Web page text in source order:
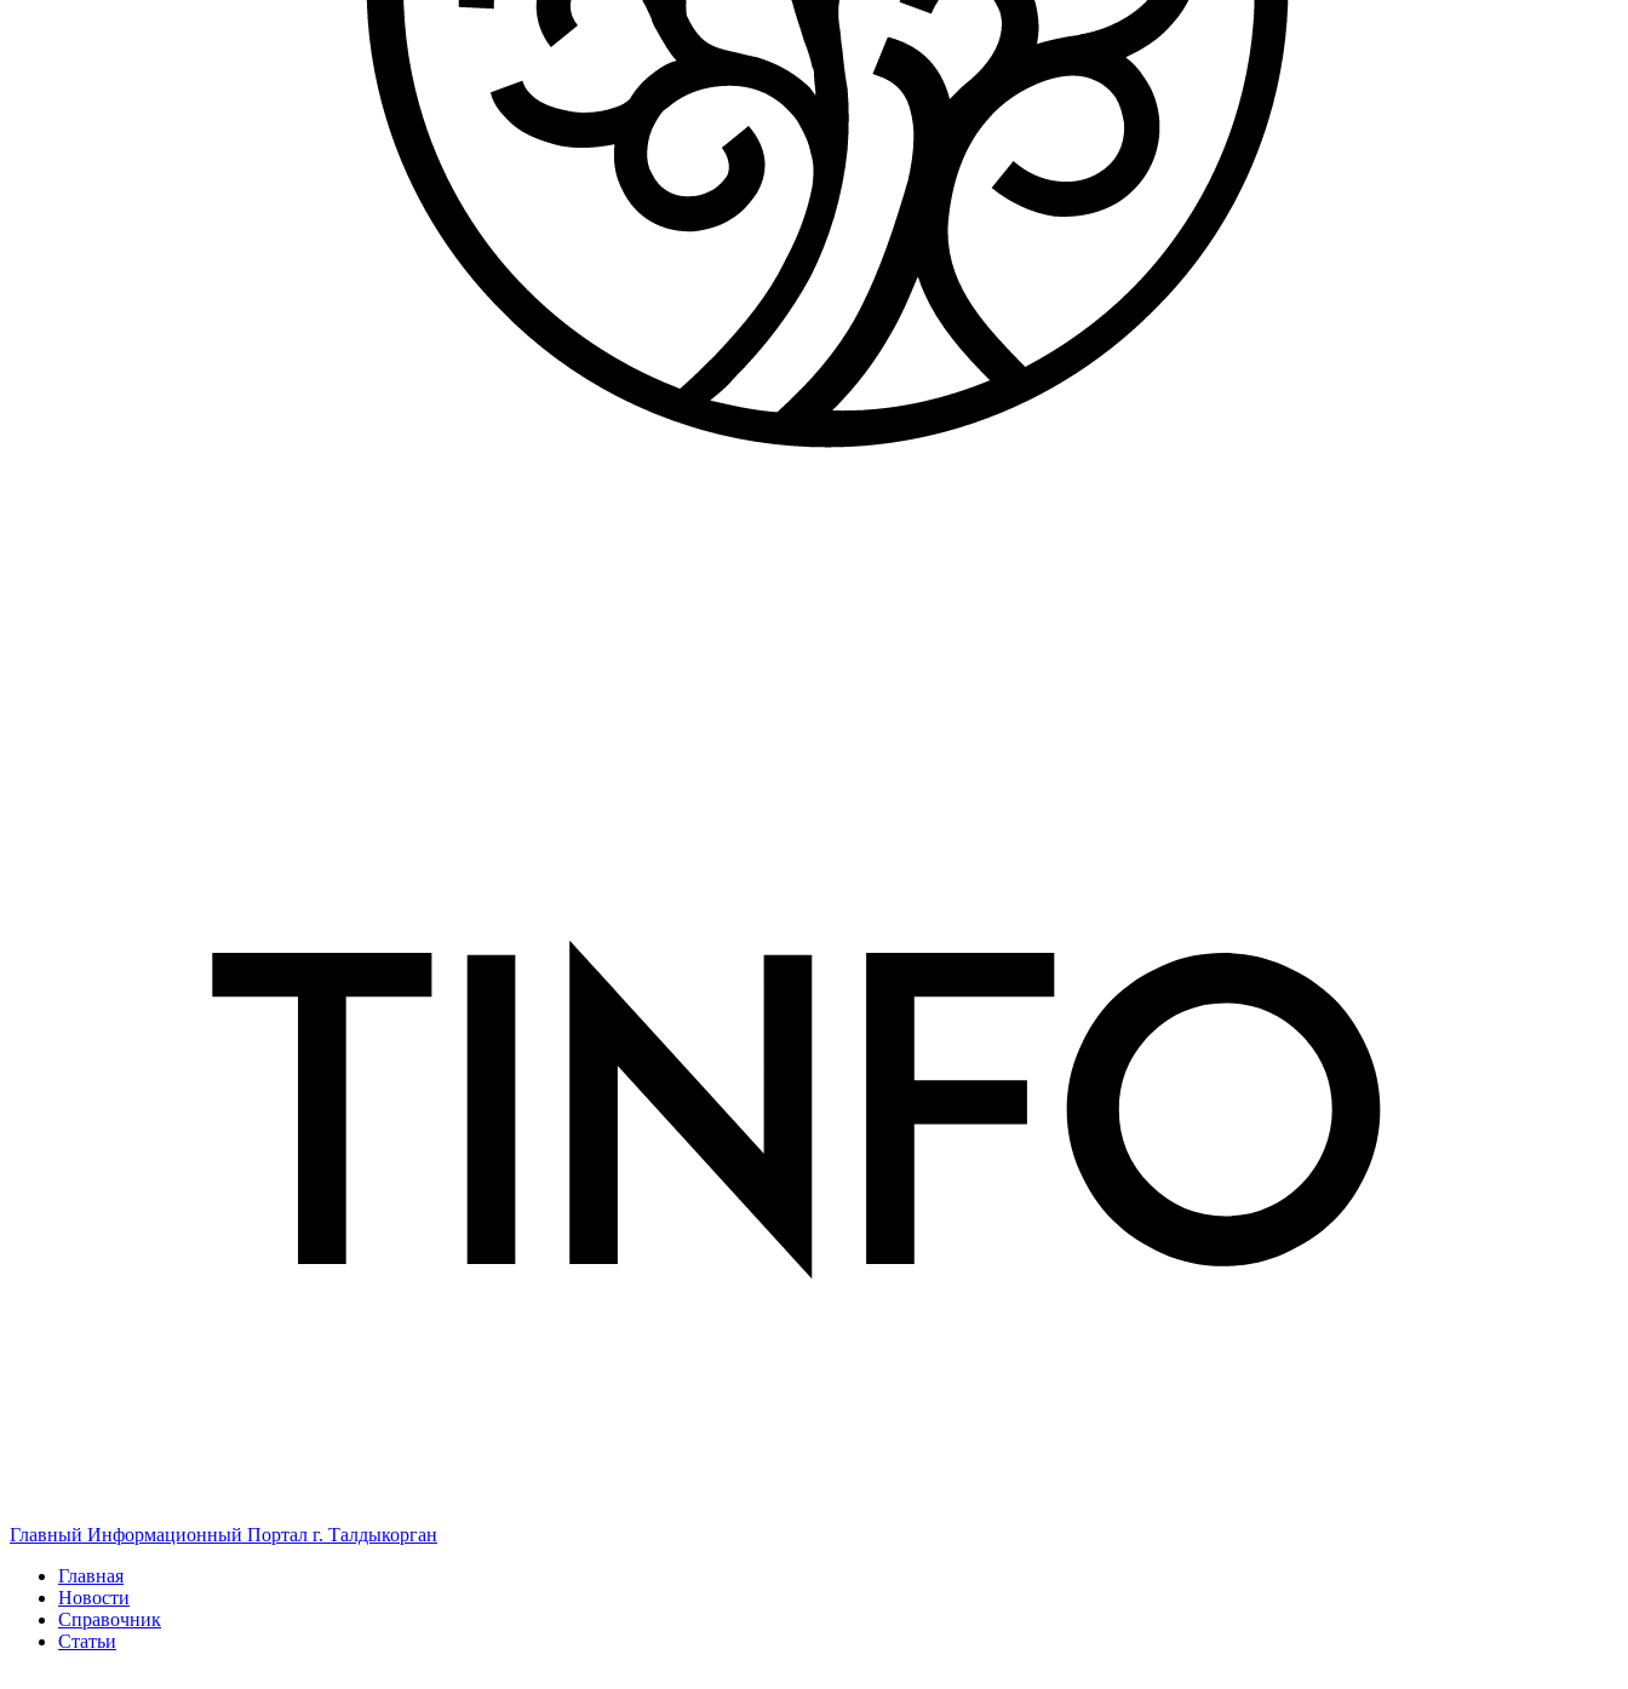
Главный Информационный Портал г. Талдыкорган
Главная
Новости
Справочник
Статьи